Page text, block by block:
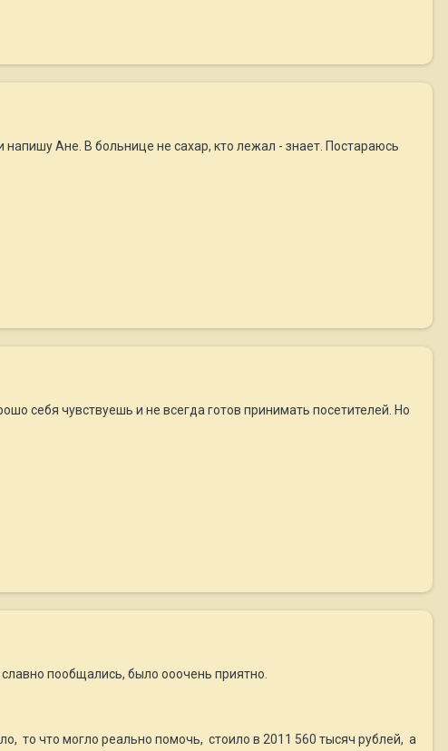
Ане. В больнице не сахар, кто лежал - знает. Постараюсь
себя чувствуешь и не всегда готов принимать посетителей. Но
пообщались, было ооочень приятно.
то что могло реально помочь, стоило в 2011 560 тысяч рублей, а